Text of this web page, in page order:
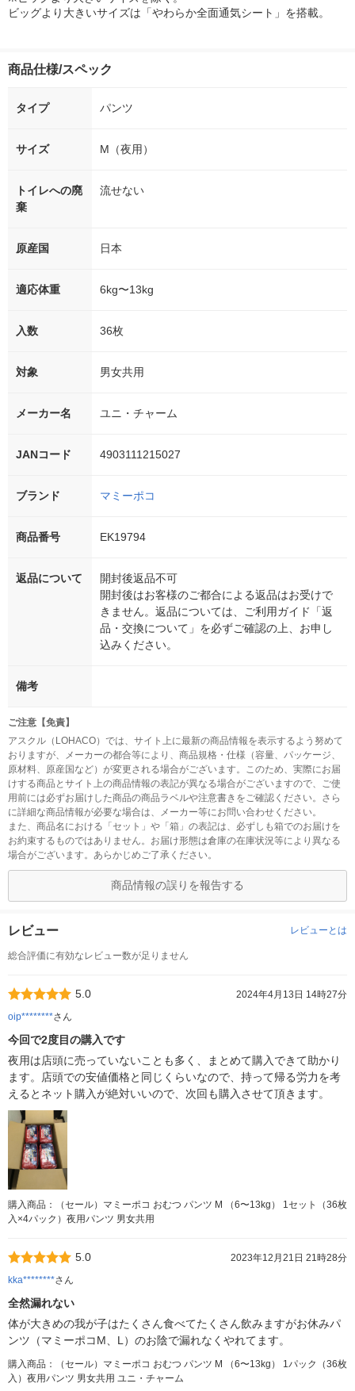
ビッグより大きいサイズは「やわらか全面通気シート」を搭載。
商品仕様/スペック
タイプ パンツ
サイズ M（夜用）
トイレへの廃
棄
流せない
原産国 日本
適応体重 6kg〜13kg
入数 36枚
対象 男女共用
メーカー名 ユニ・チャーム
JANコード 4903111215027
ブランド マミーポコ
商品番号 EK19794
返品について
開封後返品不可
開封後はお客様のご都合による返品はお受けで
きません。返品については、ご利用ガイド「返
品・交換について」を必ずご確認の上、お申し
込みください。
備考
ご注意【免責】
アスクル（LOHACO）では、サイト上に最新の商品情報を表示するよう努めて
おりますが、メーカーの都合等により、商品規格・仕様（容量、パッケージ、
原材料、原産国など）が変更される場合がございます。このため、実際にお届
けする商品とサイト上の商品情報の表記が異なる場合がございますので、ご使
用前には必ずお届けした商品の商品ラベルや注意書きをご確認ください。さら
に詳細な商品情報が必要な場合は、メーカー等にお問い合わせください。
また、商品名における「セット」や「箱」の表記は、必ずしも箱でのお届けを
お約束するものではありません。お届け形態は倉庫の在庫状況等により異なる
場合がございます。あらかじめご了承ください。
商品情報の誤りを報告する
レビュー レビューとは
総合評価に有効なレビュー数が足りません
5.0
2024年4月13日 14時27分
oip********さん
今回で2度目の購入です
夜用は店頭に売っていないことも多く、まとめて購入できて助かり
ます。店頭での安値価格と同じくらいなので、持って帰る労力を考
えるとネット購入が絶対いいので、次回も購入させて頂きます。
購入商品：（セール）マミーポコ おむつ パンツ M （6〜13kg） 1セット（36枚
入×4パック）夜用パンツ 男女共用
5.0
2023年12月21日 21時28分
kka********さん
全然漏れない
体が大きめの我が子はたくさん食べてたくさん飲みますがお休みパ
ンツ（マミーポコM、L）のお陰で漏れなくやれてます。
購入商品：（セール）マミーポコ おむつ パンツ M （6〜13kg） 1パック（36枚
入）夜用パンツ 男女共用 ユニ・チャーム